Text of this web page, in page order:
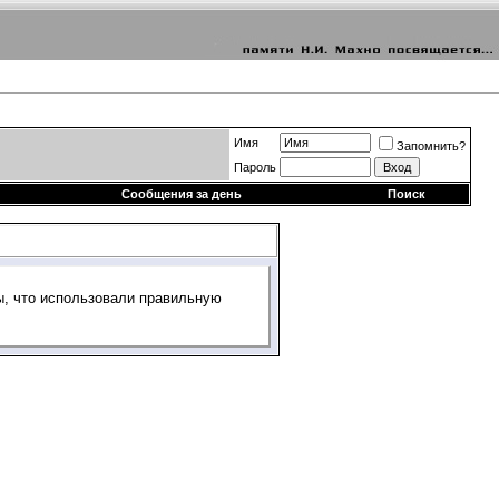
Имя
Запомнить?
Пароль
Сообщения за день Поиск
что использовали правильную